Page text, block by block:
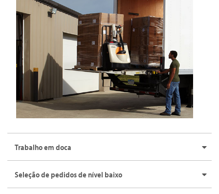
Trabalho em doca
Seleção de pedidos de nível baixo